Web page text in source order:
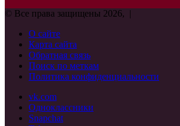
© Все права защищены 2026, |
О сайте
Карта сайта
Обратная связь
Поиск по меткам
Политика конфиденциальности
vk.com
Одноклассники
Snapchat